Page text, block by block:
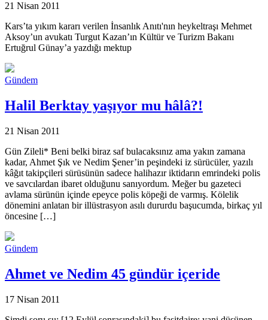
21 Nisan 2011
Kars’ta yıkım kararı verilen İnsanlık Anıtı'nın heykeltraşı Mehmet
Aksoy’un avukatı Turgut Kazan’ın Kültür ve Turizm Bakanı
Ertuğrul Günay’a yazdığı mektup
Gündem
Halil Berktay yaşıyor mu hâlâ?!
21 Nisan 2011
Gün Zileli* Beni belki biraz saf bulacaksınız ama yakın zamana
kadar, Ahmet Şık ve Nedim Şener’in peşindeki iz sürücüler, yazılı
kâğıt takipçileri sürüsünün sadece halihazır iktidarın emrindeki polis
ve savcılardan ibaret olduğunu sanıyordum. Meğer bu gazeteci
avlama sürünün içinde epeyce polis köpeği de varmış. Kölelik
dönemini anlatan bir illüstrasyon asılı dururdu başucumda, birkaç yıl
öncesine […]
Gündem
Ahmet ve Nedim 45 gündür içeride
17 Nisan 2011